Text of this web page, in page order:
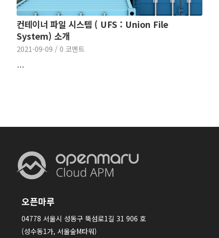
컨테이너 파일 시스템 ( UFS : Union File
System) 소개
2021-09-09 / 0 코멘트
…
오픈마루
04778 서울시 성동구 뚝섬로1길 31 906 호
(성수동1가, 서울숲M타워)